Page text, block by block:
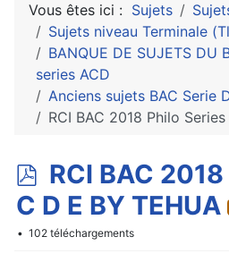
Vous êtes ici : Sujets
Sujets niveau Terminale
BANQUE DE SUJETS DU
series ACD
Anciens sujets BAC Serie
RCI BAC 2018 Philo
p
d
f
RCI BAC
C D E BY TEHUA
102 téléchargements